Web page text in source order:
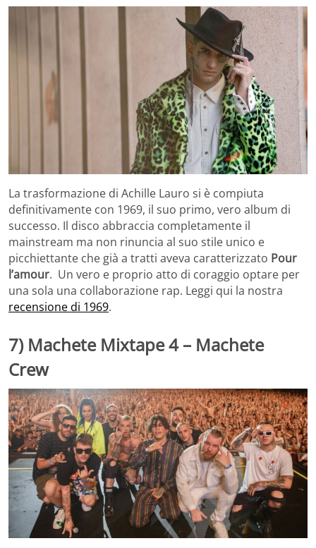
La trasformazione di Achille Lauro si è compiuta
definitivamente con 1969, il suo primo, vero album di
successo. Il disco abbraccia completamente il
mainstream ma non rinuncia al suo stile unico e
picchiettante che già a tratti aveva caratterizzato Pour
l’amour. Un vero e proprio atto di coraggio optare per
una sola una collaborazione rap. Leggi qui la nostra
recensione di 1969.
7) Machete Mixtape 4 – Machete
Crew